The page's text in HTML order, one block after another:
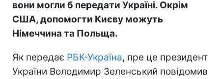
вони могли б передати Україні. Окрім
США, допомогти Києву можуть
Німеччина та Польща.
Як передає РБК-Україна, пре це президент
України Володимир Зеленський повідомив